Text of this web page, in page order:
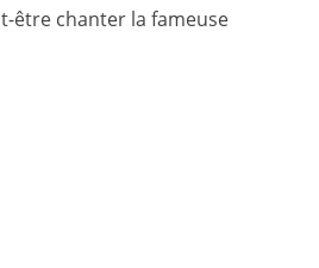
être chanter la fameuse